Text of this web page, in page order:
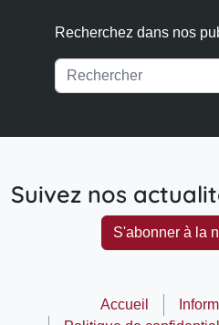
Suivez nos
S'abonner à la
Accueil
© 2026 -
Made with❤